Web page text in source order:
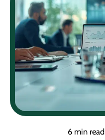
6 min read